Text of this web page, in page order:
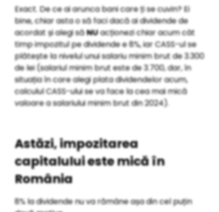
Exact. De ce ai arunca bani care ți se cuvin? Ei
bine, chiar asta o să faci dacă ai dividende de
acordat și alegi săNUacționezi chiar acum cât
timp impozitul pe dividende e 8%, iar CASS-ul se
plătește la nivelul unui salariu minim brut de 3.300
de lei (salariul minim brut este de 3.700, dar, în
situația în care alegi plata dividendelor acum,
calculul CASS-ului se va face la cea mai mică
valoare a salariului minim brut din 2024).
Astăzi, impozitarea
capitalului este mică în
România
8% la dividende nu va rămâne așa din cel puțin